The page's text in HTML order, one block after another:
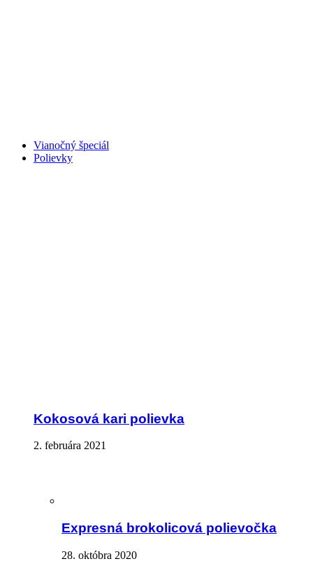
Vianočný špeciál
Polievky
Kokosová kari polievka
2. februára 2021
Expresná brokolicová polievočka
28. októbra 2020